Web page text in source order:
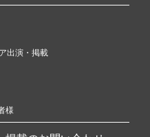
出演・掲載
様